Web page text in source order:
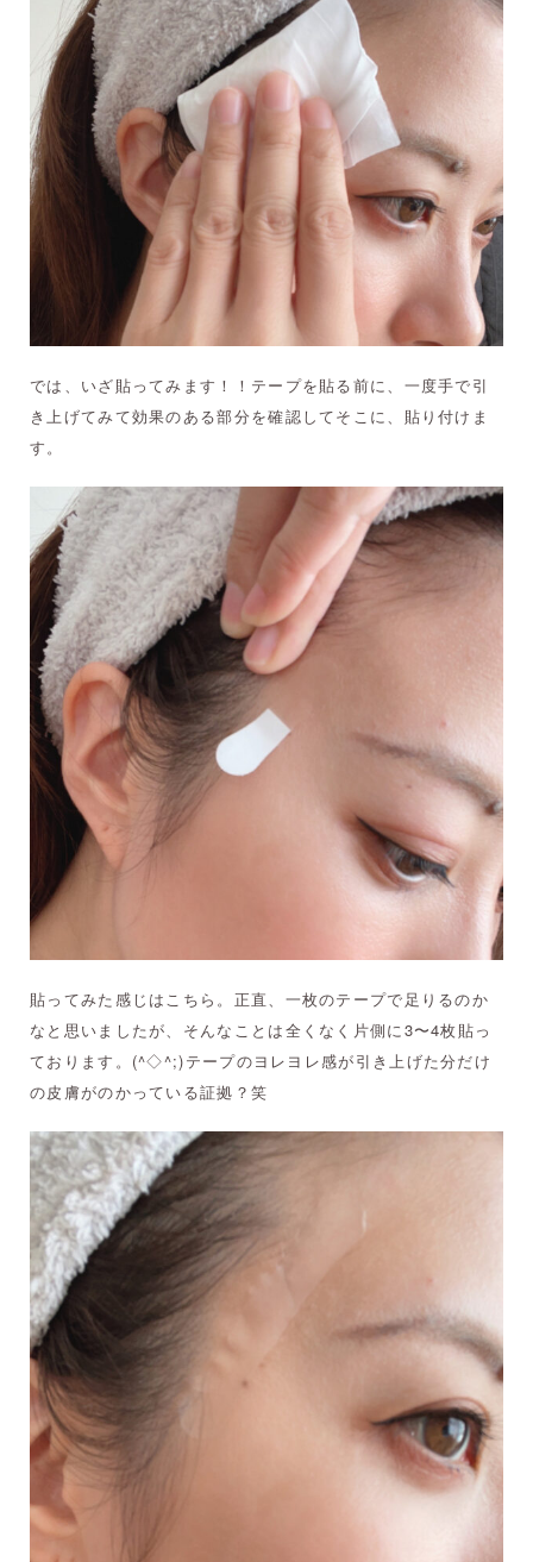
では、いざ貼ってみます！！テープを貼る前に、一度手で引
き上げてみて効果のある部分を確認してそこに、貼り付けま
す。
貼ってみた感じはこちら。正直、一枚のテープで足りるのか
なと思いましたが、そんなことは全くなく片側に3〜4枚貼っ
ております。(^◇^;)テープのヨレヨレ感が引き上げた分だけ
の皮膚がのかっている証拠？笑